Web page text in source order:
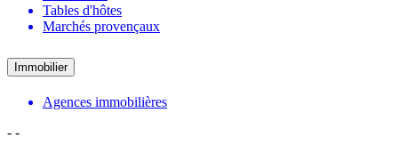
Tables d'hôtes
Marchés provençaux
Immobilier
Agences immobilières
- -